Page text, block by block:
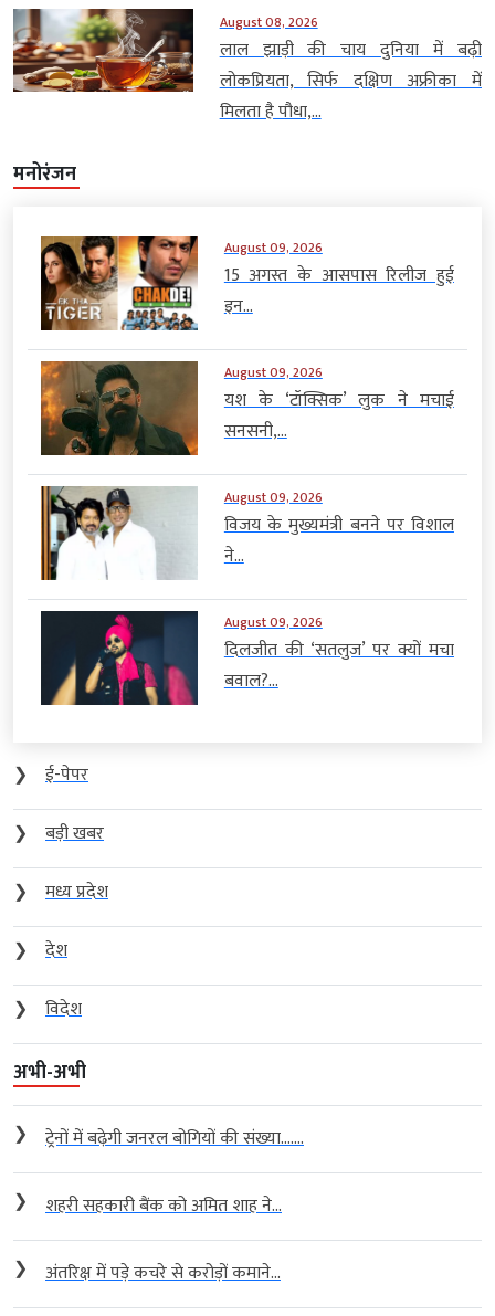
August 08, 2026
लाल झाड़ी की चाय दुनिया में बढ़ी
लोकप्रियता, सिर्फ दक्षिण अफ्रीका में
मिलता है पौधा,...
मनोरंजन
August 09, 2026
15 अगस्त के आसपास रिलीज हुई
इन...
August 09, 2026
यश के ‘टॉक्सिक’ लुक ने मचाई
सनसनी,...
August 09, 2026
विजय के मुख्यमंत्री बनने पर विशाल
ने...
August 09, 2026
दिलजीत की ‘सतलुज’ पर क्यों मचा
बवाल?...
❯
ई-पेपर
❯
बड़ी खबर
❯
मध्य प्रदेश
❯
देश
❯
विदेश
अभी-अभी
❯ ट्रेनों में बढ़ेगी जनरल बोगियों की संख्या…....
❯ शहरी सहकारी बैंक को अमित शाह ने...
❯ अंतरिक्ष में पड़े कचरे से करोड़ों कमाने...